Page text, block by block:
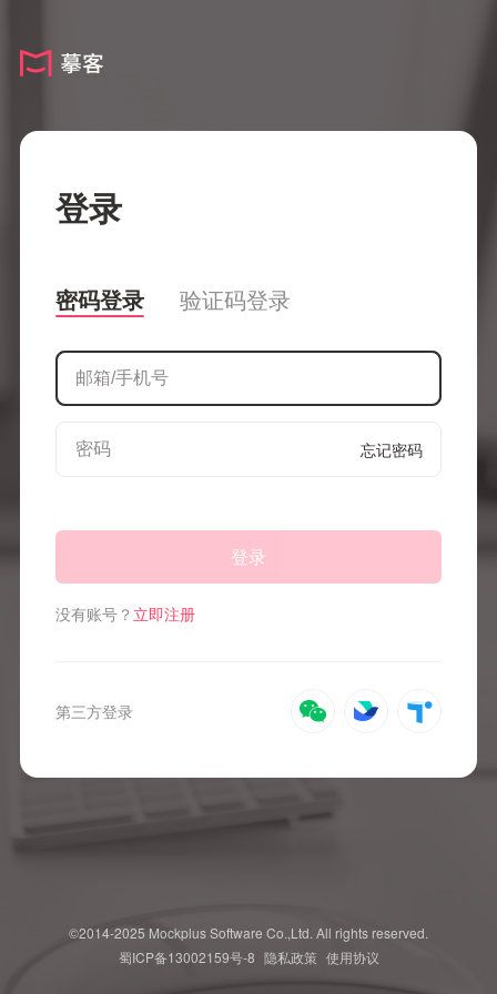
©2014-2025 Mockplus Software Co.,Ltd. All rights reserved.
蜀ICP备13002159号-8 隐私政策 使用协议
登录
密码登录 验证码登录
忘记密码
登录
没有账号？ 立即注册
第三方登录